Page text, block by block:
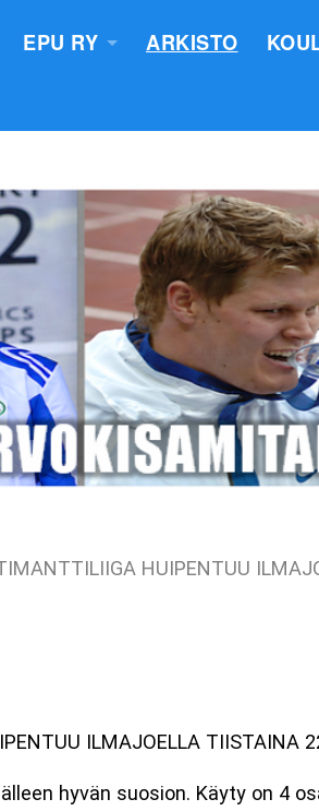
EPU RY
VALIOKUNNAT JA TIIMIT
TOIMINTASUUNNITELMA
ARVOMERKKIEN ANOMINEN
EPU:N SÄÄNNÖT
SUOMI100V - EPN YU
TOIMINTAKERTOMUKSET
EPU:N PÖYTÄSTANDAARIN
KIRJAUTUMINEN
ARKISTO
HUIPENTUU
ILMAJOELLA TIISTAINA
hyvän suosion. Käyty on 4